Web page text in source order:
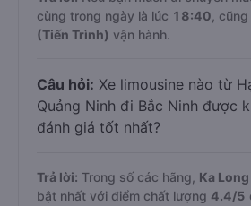
Long - Quảng Ninh muộn nhất?
cùng trong ngày là lúc18:40 ,
(Tiến Trình)vận hành.
Quảng Ninh đi Bắc Ninh được
đánh giá tốt nhất?